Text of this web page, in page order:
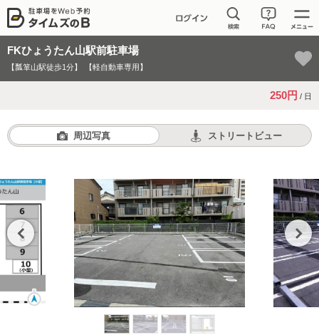
FKひょうたん山駅前駐車場
【瓢箪山駅徒歩1分】 【軽自動車専用】
250円 / 日
周辺写真 ストリートビュー